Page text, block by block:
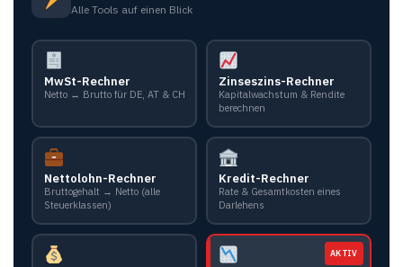
Alle Tools auf einen Blick
MwSt-Rechner
Netto ↔ Brutto für DE, AT & CH
Zinseszins-Rechner
Kapitalwachstum & Rendite
berechnen
Nettolohn-Rechner
Bruttogehalt → Netto (alle
Steuerklassen)
Kredit-Rechner
Rate & Gesamtkosten eines
Darlehens
AKTIV